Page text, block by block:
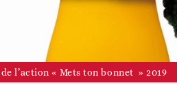
l’action « Mets ton bonnet » 2019